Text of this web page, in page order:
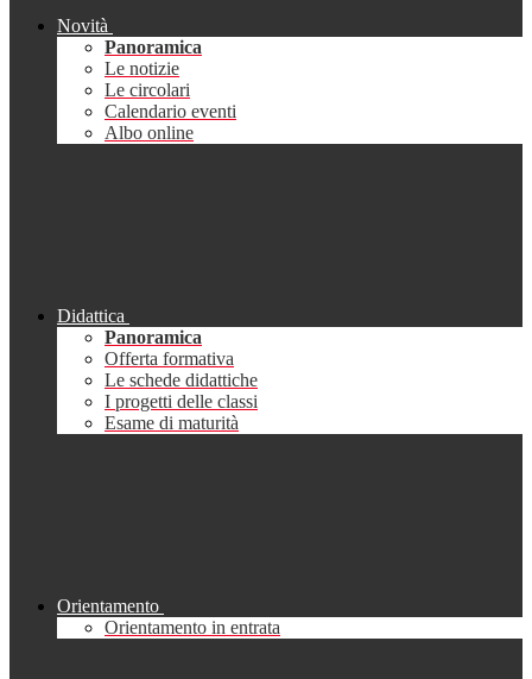
Novità
Panoramica
Le notizie
Le circolari
Calendario eventi
Albo online
Didattica
Panoramica
Offerta formativa
Le schede didattiche
I progetti delle classi
Esame di maturità
Orientamento
Orientamento in entrata